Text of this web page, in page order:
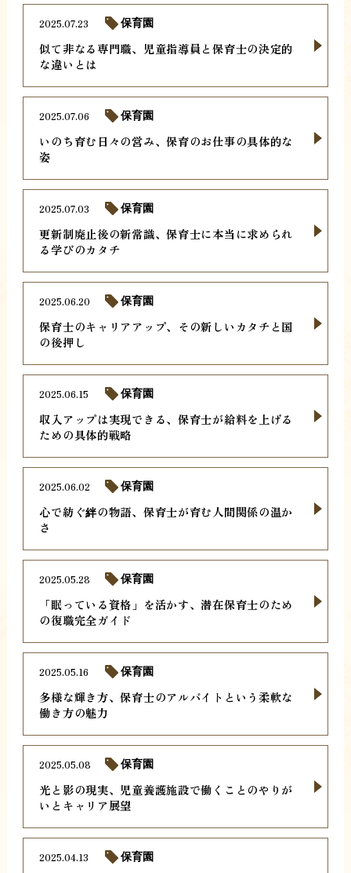
似て非なる専門職、児童指導員と保育士の決定的
な違いとは
2025.07.23 保育園
いのち育む日々の営み、保育のお仕事の具体的な
姿
2025.07.06 保育園
更新制廃止後の新常識、保育士に本当に求められ
る学びのカタチ
2025.07.03 保育園
保育士のキャリアアップ、その新しいカタチと国
の後押し
2025.06.20 保育園
収入アップは実現できる、保育士が給料を上げる
ための具体的戦略
2025.06.15 保育園
心で紡ぐ絆の物語、保育士が育む人間関係の温か
さ
2025.06.02 保育園
「眠っている資格」を活かす、潜在保育士のため
の復職完全ガイド
2025.05.28 保育園
多様な輝き方、保育士のアルバイトという柔軟な
働き方の魅力
2025.05.16 保育園
光と影の現実、児童養護施設で働くことのやりが
いとキャリア展望
2025.05.08 保育園
2025.04.13 保育園